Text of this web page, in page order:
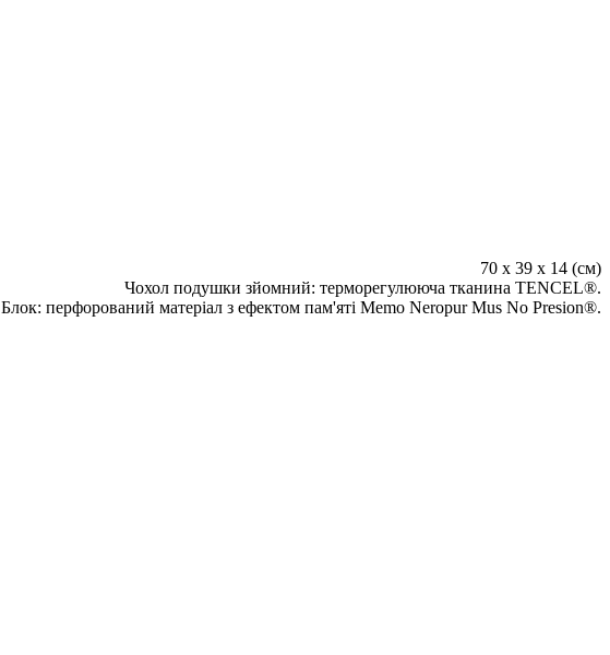
70 х 39 х 14 (см)
Чохол подушки зйомний: терморегулююча тканина TENCEL®.
Блок: перфорований матеріал з ефектом пам'яті Memo Neropur Mus No Presion®.